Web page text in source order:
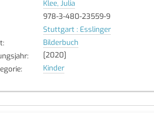
Klee, Julia
978-3-480-23559-9
Stuttgart : Esslinger
:
Bilderbuch
:
[2020]
: Kinder